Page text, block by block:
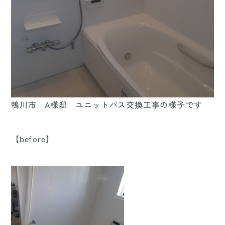
鴨川市 A様邸 ユニットバス交換工事の様子です
【before】